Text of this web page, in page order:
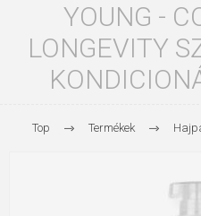
YOUNG -
LONGEVITY
Top Termékek